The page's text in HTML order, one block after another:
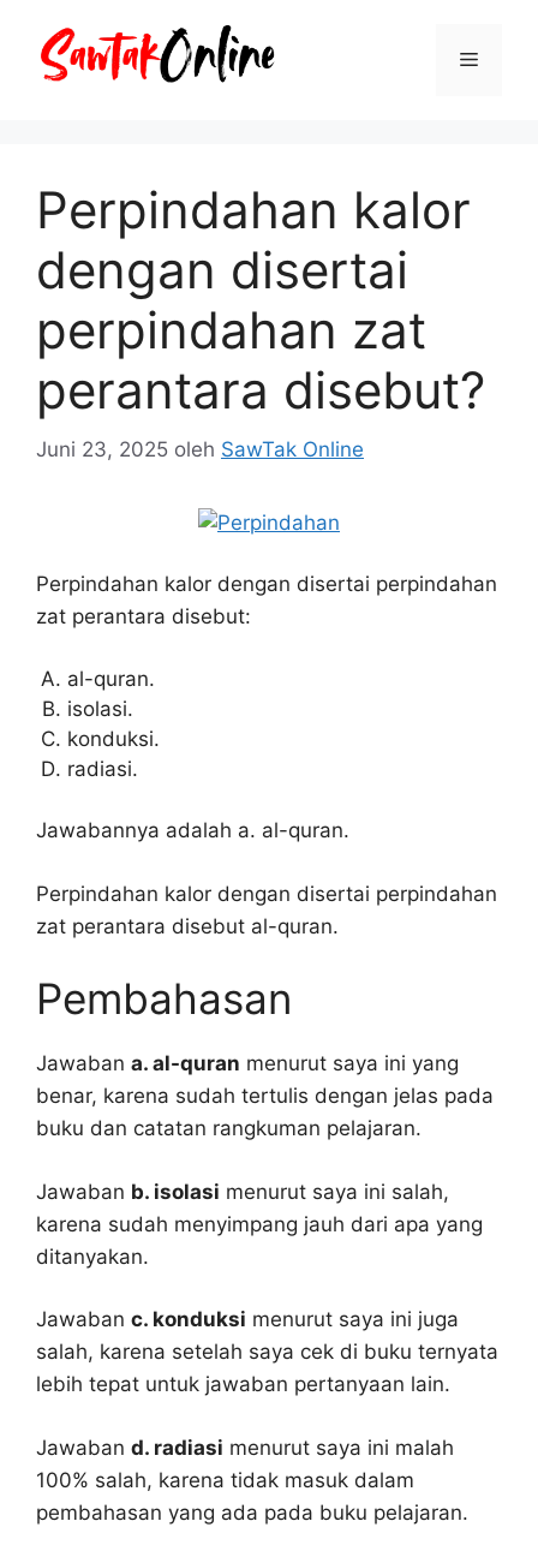
Menu
Perpindahan kalor
dengan disertai
perpindahan zat
perantara disebut?
Juni 23, 2025 oleh SawTak Online
Perpindahan kalor dengan disertai perpindahan
zat perantara disebut:
al-quran.
isolasi.
konduksi.
radiasi.
Jawabannya adalah a. al-quran.
Perpindahan kalor dengan disertai perpindahan
zat perantara disebut al-quran.
Pembahasan
Jawaban a. al-quran menurut saya ini yang
benar, karena sudah tertulis dengan jelas pada
buku dan catatan rangkuman pelajaran.
Jawaban b. isolasi menurut saya ini salah,
karena sudah menyimpang jauh dari apa yang
ditanyakan.
Jawaban c. konduksi menurut saya ini juga
salah, karena setelah saya cek di buku ternyata
lebih tepat untuk jawaban pertanyaan lain.
Jawaban d. radiasi menurut saya ini malah
100% salah, karena tidak masuk dalam
pembahasan yang ada pada buku pelajaran.